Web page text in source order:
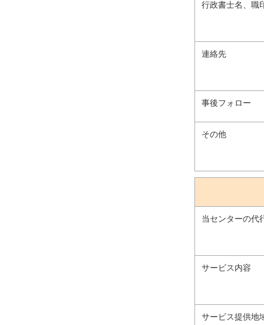
行政書士名、職
連絡先
事後フォロー
その他
当センターの代
サービス内容
サービス提供地